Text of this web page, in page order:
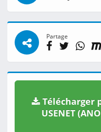
Partage
Télécharger
USENET